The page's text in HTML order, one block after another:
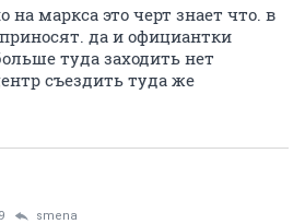
маркса это черт знает что. в
да и официантки
туда заходить нет
съездить туда же
smena